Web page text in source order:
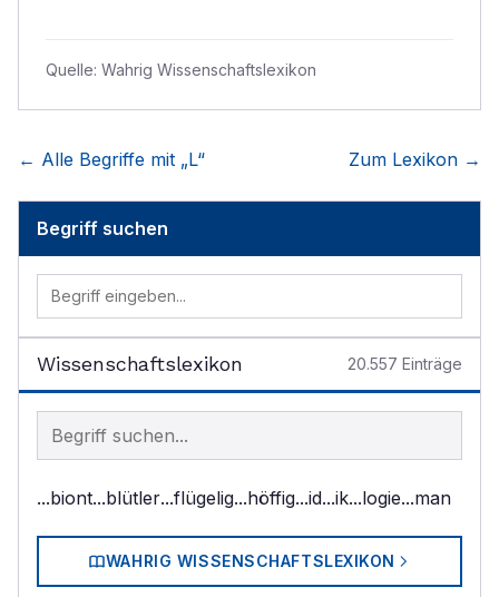
Quelle: Wahrig Wissenschaftslexikon
← Alle Begriffe mit „L“ Zum Lexikon →
Begriff suchen
Wissenschaftslexikon 20.557 Einträge
Begriff im Lexikon suchen
...biont...blütler...flügelig...höffig...id...ik...logie...man
WAHRIG WISSENSCHAFTSLEXIKON